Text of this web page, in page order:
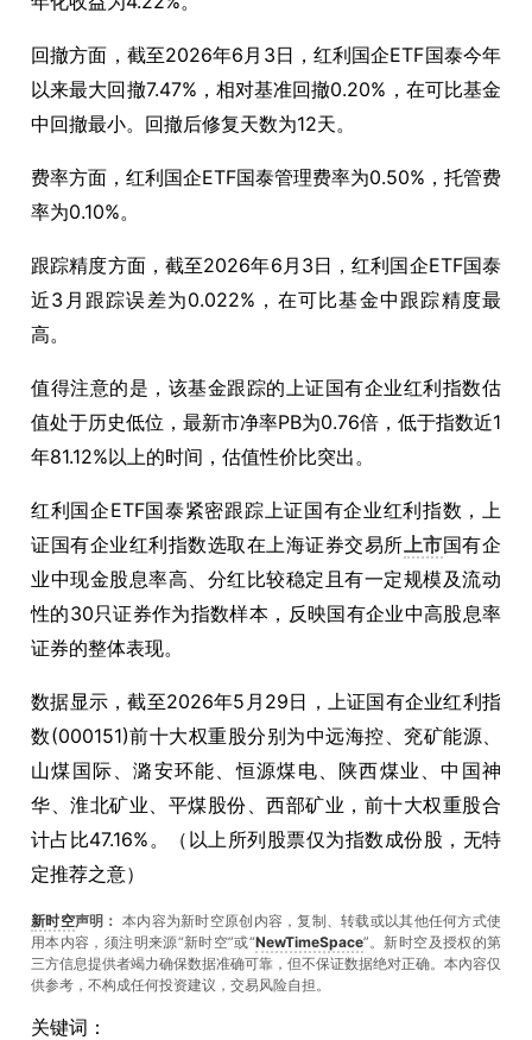
回撤方面，截至2026年6月3日，红利国企ETF国泰今年
以来最大回撤7.47%，相对基准回撤0.20%，在可比基金
中回撤最小。回撤后修复天数为12天。
费率方面，红利国企ETF国泰管理费率为0.50%，托管费
率为0.10%。
跟踪精度方面，截至2026年6月3日，红利国企ETF国泰
近3月跟踪误差为0.022%，在可比基金中跟踪精度最
高。
值得注意的是，该基金跟踪的上证国有企业红利指数估
值处于历史低位，最新市净率PB为0.76倍，低于指数近1
年81.12%以上的时间，估值性价比突出。
红利国企ETF国泰紧密跟踪上证国有企业红利指数，上
证国有企业红利指数选取在上海证券交易所上市国有企
业中现金股息率高、分红比较稳定且有一定规模及流动
性的30只证券作为指数样本，反映国有企业中高股息率
证券的整体表现。
数据显示，截至2026年5月29日，上证国有企业红利指
数(000151)前十大权重股分别为中远海控、兖矿能源、
山煤国际、潞安环能、恒源煤电、陕西煤业、中国神
华、淮北矿业、平煤股份、西部矿业，前十大权重股合
计占比47.16%。（以上所列股票仅为指数成份股，无特
定推荐之意）
新时空声明： 本内容为新时空原创内容，复制、转载或以其他任何方式使
用本内容，须注明来源“新时空”或“NewTimeSpace”。新时空及授权的第
三方信息提供者竭力确保数据准确可靠，但不保证数据绝对正确。本內容仅
供参考，不构成任何投资建议，交易风险自担。
关键词：